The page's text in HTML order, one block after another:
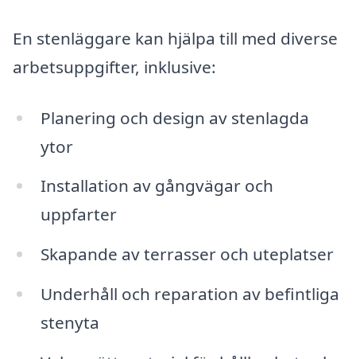
En stenläggare kan hjälpa till med diverse
arbetsuppgifter, inklusive:
Planering och design av stenlagda
ytor
Installation av gångvägar och
uppfarter
Skapande av terrasser och uteplatser
Underhåll och reparation av befintliga
stenyta